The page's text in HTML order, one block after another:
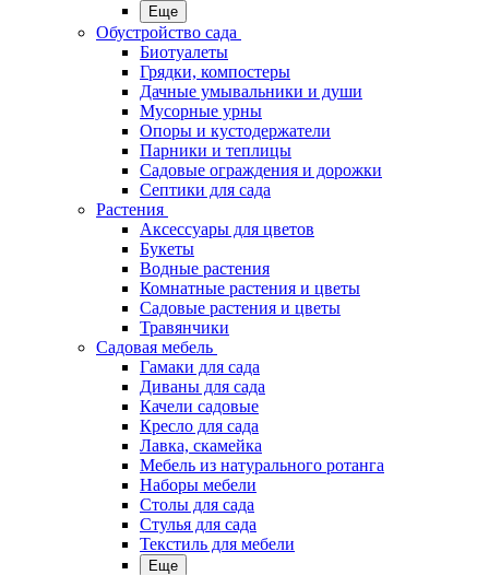
Еще
Обустройство сада
Биотуалеты
Грядки, компостеры
Дачные умывальники и души
Мусорные урны
Опоры и кустодержатели
Парники и теплицы
Садовые ограждения и дорожки
Септики для сада
Растения
Аксессуары для цветов
Букеты
Водные растения
Комнатные растения и цветы
Садовые растения и цветы
Травянчики
Садовая мебель
Гамаки для сада
Диваны для сада
Качели садовые
Кресло для сада
Лавка, скамейка
Мебель из натурального ротанга
Наборы мебели
Столы для сада
Стулья для сада
Текстиль для мебели
Еще